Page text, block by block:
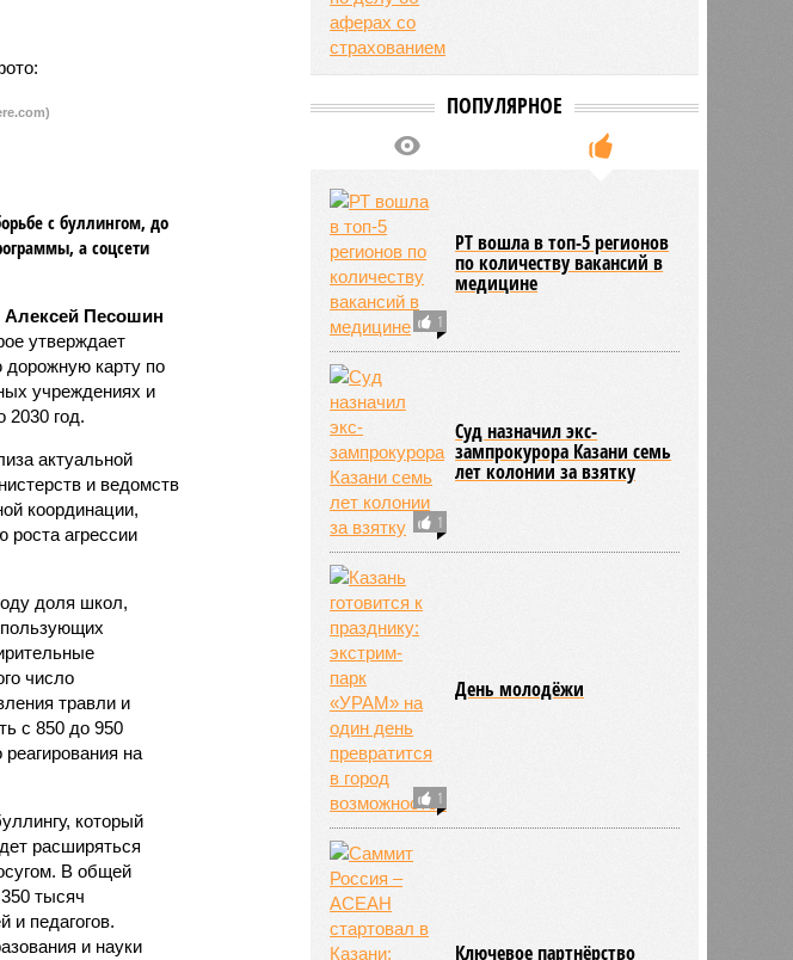
с буллингом, до
а соцсети
Алексей Песошин
утверждает
дорожную карту по
учреждениях и
2030 год.
актуальной
и ведомств
тревожную
встречи и
Для этого
выявления травли и
с 850 до 950
на
который
В общей
тысяч
и педагогов.
и науки
до первого
ПОПУЛЯРНОЕ
1
РТ вошла в топ-5 регионов
по количеству вакансий в
медицине
1
Суд назначил экс-
зампрокурора Казани семь
лет колонии за взятку
1
День молодёжи
Ключевое партнёрство